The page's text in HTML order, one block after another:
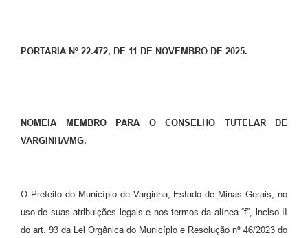
PORTARIA Nº 22.472, DE 11 DE NOVEMBRO DE 2025.
NOMEIA MEMBRO PARA O CONSELHO TUTELAR DE
VARGINHA/MG.
O Prefeito do Município de Varginha, Estado de Minas Gerais, no
uso de suas atribuições legais e nos termos da alínea “f”, inciso II
do art. 93 da Lei Orgânica do Município e Resolução nº 46/2023 do